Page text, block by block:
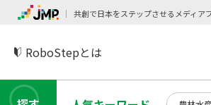
共創で日本をステップさせるメディア
RoboStepとは